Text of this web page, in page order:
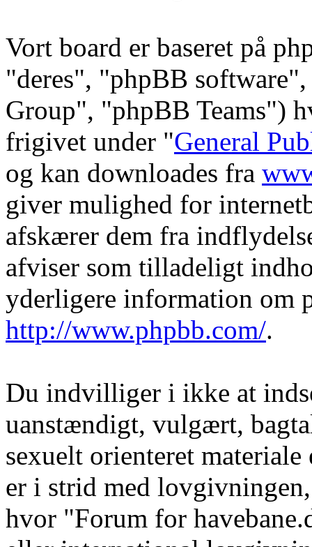
Vort board er baseret på
"deres", "phpBB
Group", "phpBB Teams")
frigivet under "General
og kan downloades fra
giver mulighed for
afskærer dem fra
afviser som tilladeligt
yderligere information om
http://www.phpbb.com/.
Du indvilliger i ikke at
uanstændigt, vulgært,
sexuelt orienteret
er i strid med
hvor "Forum for